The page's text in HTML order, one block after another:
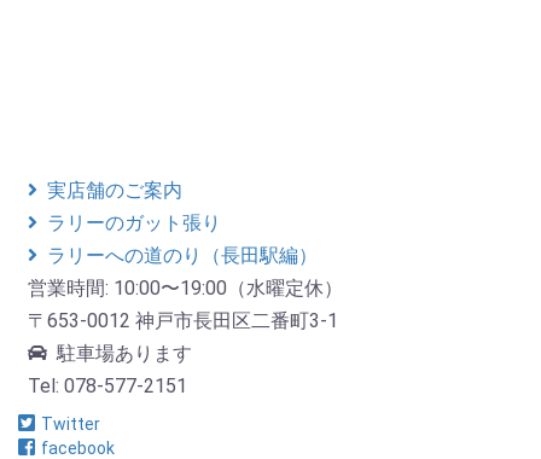
実店舗のご案内
ラリーのガット張り
ラリーへの道のり（長田駅編）
営業時間: 10:00〜19:00（水曜定休）
〒653-0012 神戸市長田区二番町3-1
駐車場あります
Tel: 078-577-2151
Twitter
facebook